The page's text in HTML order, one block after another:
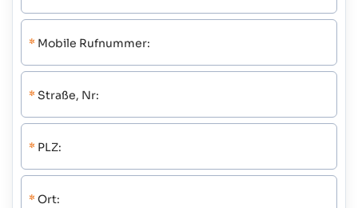
* Mobile Rufnummer:
* Straße, Nr:
* PLZ:
* Ort: